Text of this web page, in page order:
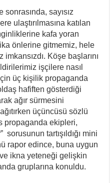
sayısız
ulaştırılmasına katılan
kafa yoran
önlerine gitmemiz, hele
Köşe başlarını
işçilere nasıl
üç kişilik propaganda
hafiften gösterdiği
ağır sürmesini
üçüncüsü sözlü
propaganda ekipleri,
” sorusunun tartışıldığı mini
rapor edince, buna uygun
ve ikna yeteneği gelişkin
gruplarına konuldu.